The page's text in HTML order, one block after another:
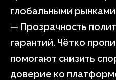
глобальными
— Прозрачность
гарантий. Чётко
помогают снизить
доверие ко